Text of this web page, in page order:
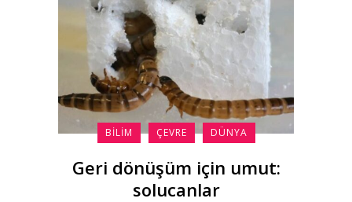
BILIM ÇEVRE DÜNYA
Geri dönüşüm için umut:
solucanlar